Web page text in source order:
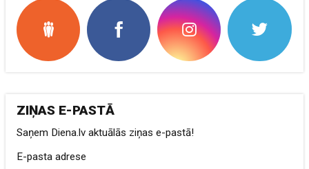
ZIŅAS E-PASTĀ
Saņem Diena.lv aktuālās ziņas e-pastā!
E-pasta adrese